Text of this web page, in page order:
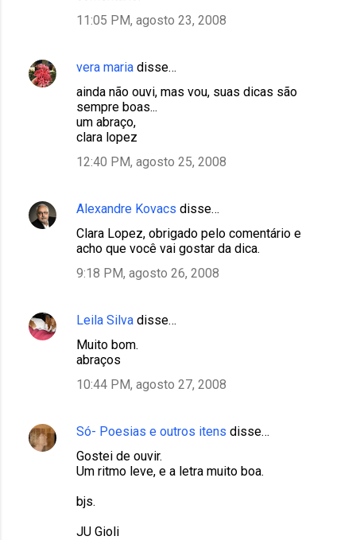
11:05 PM, agosto 23, 2008
vera maria disse…
ainda não ouvi, mas vou, suas dicas são
sempre boas...
um abraço,
clara lopez
12:40 PM, agosto 25, 2008
Alexandre Kovacs disse…
Clara Lopez, obrigado pelo comentário e
acho que você vai gostar da dica.
9:18 PM, agosto 26, 2008
Leila Silva disse…
Muito bom.
abraços
10:44 PM, agosto 27, 2008
Só- Poesias e outros itens disse…
Gostei de ouvir.
Um ritmo leve, e a letra muito boa.
bjs.
JU Gioli